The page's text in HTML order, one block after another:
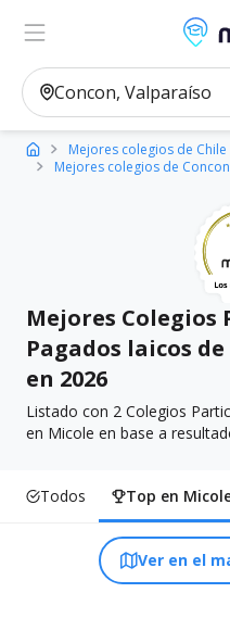
Ver en el
Mejores colegios de Chile
Mejores colegios de Concon
Mejores Colegios
Pagados laicos
en 2026
Listado con 2 Colegios
en Micole en base a
Todos Top en
Ver en el